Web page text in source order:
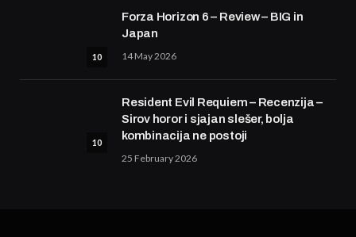
10
Forza Horizon 6 – Review – BIG in
Japan
14 May 2026
10
Resident Evil Requiem – Recenzija –
Sirov horor i sjajan slešer, bolja
kombinacija ne postoji
25 February 2026